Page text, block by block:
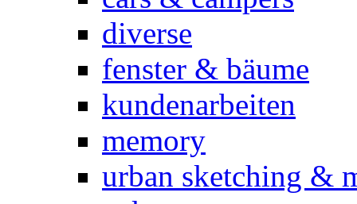
diverse
fenster & bäume
kundenarbeiten
memory
urban sketching &